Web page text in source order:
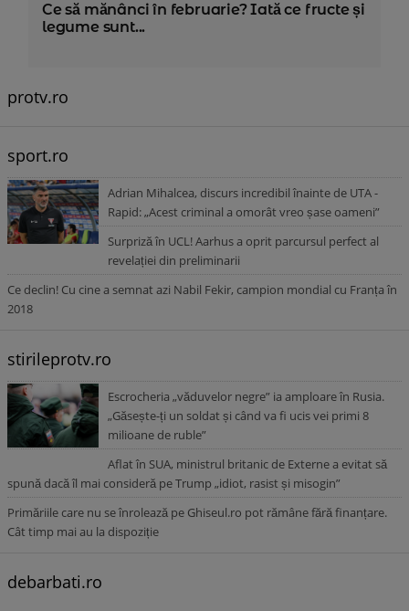
Ce să mănânci în februarie? Iată ce fructe și
legume sunt...
protv.ro
sport.ro
Adrian Mihalcea, discurs incredibil înainte de UTA -
Rapid: „Acest criminal a omorât vreo șase oameni”
Surpriză în UCL! Aarhus a oprit parcursul perfect al
revelației din preliminarii
Ce declin! Cu cine a semnat azi Nabil Fekir, campion mondial cu Franța în
2018
stirileprotv.ro
Escrocheria „văduvelor negre” ia amploare în Rusia.
„Găsește-ți un soldat și când va fi ucis vei primi 8
milioane de ruble”
Aflat în SUA, ministrul britanic de Externe a evitat să
spună dacă îl mai consideră pe Trump „idiot, rasist și misogin”
Primăriile care nu se înrolează pe Ghiseul.ro pot rămâne fără finanțare.
Cât timp mai au la dispoziție
debarbati.ro